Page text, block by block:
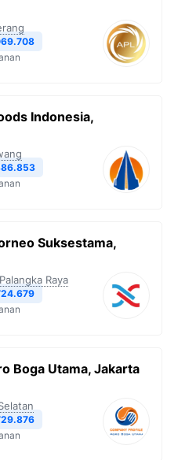
Indonesia,
Suksestama,
Palangka Raya
Boga Utama, Jakarta